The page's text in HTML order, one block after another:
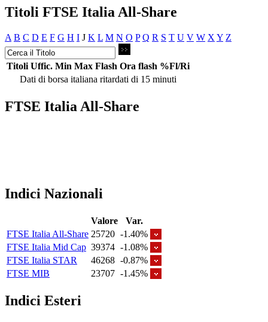
Titoli FTSE Italia All-Share
A B C D E F G H I J K L M N O P Q R S T U V W X Y Z
Titoli Uffic. Min Max Flash Ora flash %Fl/Ri
Dati di borsa italiana ritardati di 15 minuti
FTSE Italia All-Share
Indici Nazionali
Valore
Var.
FTSE Italia All-Share 25720 -1.40%
FTSE Italia Mid Cap 39374 -1.08%
FTSE Italia STAR
46268 -0.87%
FTSE MIB
23707 -1.45%
Indici Esteri